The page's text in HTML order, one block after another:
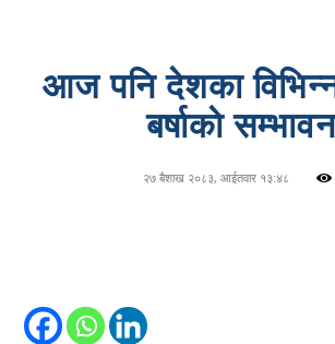
आज पनि देशका
बर्षाकाे
२७ बैशाख २०८३, आईतवार १३:४८